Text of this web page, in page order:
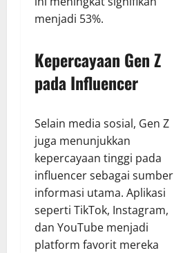
menjadi 53%.
Kepercayaan Gen Z
pada Influencer
Selain media sosial, Gen Z
juga menunjukkan
kepercayaan tinggi pada
influencer sebagai sumber
informasi utama. Aplikasi
seperti TikTok, Instagram,
dan YouTube menjadi
platform favorit mereka